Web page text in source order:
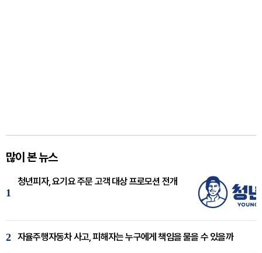
많이 본 뉴스
1
청년피자, 요기요 주문 고객 대상 프로모션 전개
2 자율주행자동차 사고, 피해자는 누구에게 책임을 물을 수 있을까